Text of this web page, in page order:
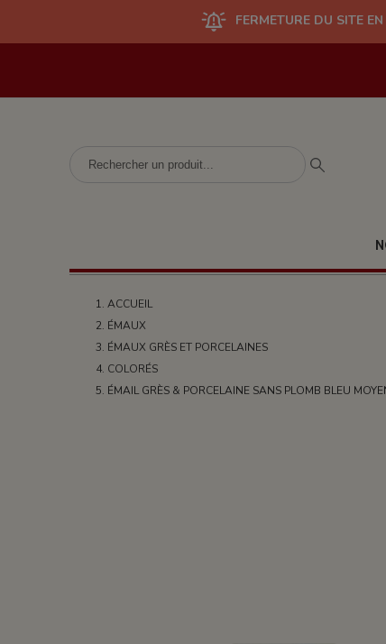
FERMETURE DU SITE EN LIGNE ET
ACCUEIL
ÉMAUX
ÉMAUX GRÈS ET PORCELAINES
COLORÉS
ÉMAIL GRÈS & PORCELAINE SANS PLOMB BLEU